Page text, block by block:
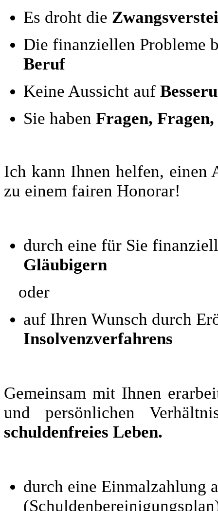
Es droht die
Die finanziellen Probleme
Beruf
Keine Aussicht auf
Sie haben Fragen,
Ich kann Ihnen helfen, einen
zu einem fairen Honorar!
durch eine für Sie
Gläubigern
oder
auf Ihren Wunsch durch
Insolvenzverfahrens
Gemeinsam mit Ihnen
und persönlichen
schuldenfreies Leben.
durch eine Einmalzahlung